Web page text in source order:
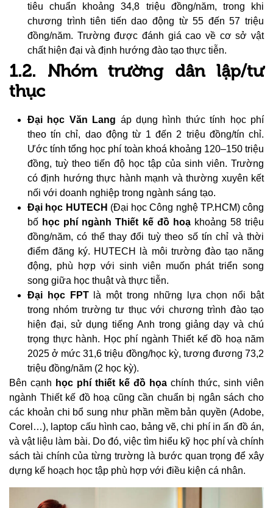
tiêu chuẩn khoảng 34,8 triệu đồng/năm, trong khi
chương trình tiên tiến dao động từ 55 đến 57 triệu
đồng/năm. Trường được đánh giá cao về cơ sở vật
chất hiện đại và định hướng đào tạo thực tiễn.
1.2. Nhóm trường dân lập/tư
thục
Đại học Văn Lang áp dụng hình thức tính học phí
theo tín chỉ, dao động từ 1 đến 2 triệu đồng/tín chỉ.
Ước tính tổng học phí toàn khoá khoảng 120–150 triệu
đồng, tuỳ theo tiến độ học tập của sinh viên. Trường
có định hướng thực hành mạnh và thường xuyên kết
nối với doanh nghiệp trong ngành sáng tạo.
Đại học HUTECH (Đại học Công nghệ TP.HCM) công
bố học phí ngành Thiết kế đồ hoạkhoảng 58 triệu
đồng/năm, có thể thay đổi tuỳ theo số tín chỉ và thời
điểm đăng ký. HUTECH là môi trường đào tạo năng
động, phù hợp với sinh viên muốn phát triển song
song giữa học thuật và thực tiễn.
Đại học FPTlà một trong những lựa chọn nổi bật
trong nhóm trường tư thục với chương trình đào tạo
hiện đại, sử dụng tiếng Anh trong giảng dạy và chú
trọng thực hành. Học phí ngành Thiết kế đồ hoạ năm
2025 ở mức 31,6 triệu đồng/học kỳ, tương đương 73,2
triệu đồng/năm (2 học kỳ).
Bên cạnh học phí thiết kế đồ họa chính thức, sinh viên
ngành Thiết kế đồ hoạ cũng cần chuẩn bị ngân sách cho
các khoản chi bổ sung như phần mềm bản quyền (Adobe,
Corel…), laptop cấu hình cao, bảng vẽ, chi phí in ấn đồ án,
và vật liệu làm bài. Do đó, việc tìm hiểu kỹ học phí và chính
sách tài chính của từng trường là bước quan trọng để xây
dựng kế hoạch học tập phù hợp với điều kiện cá nhân.